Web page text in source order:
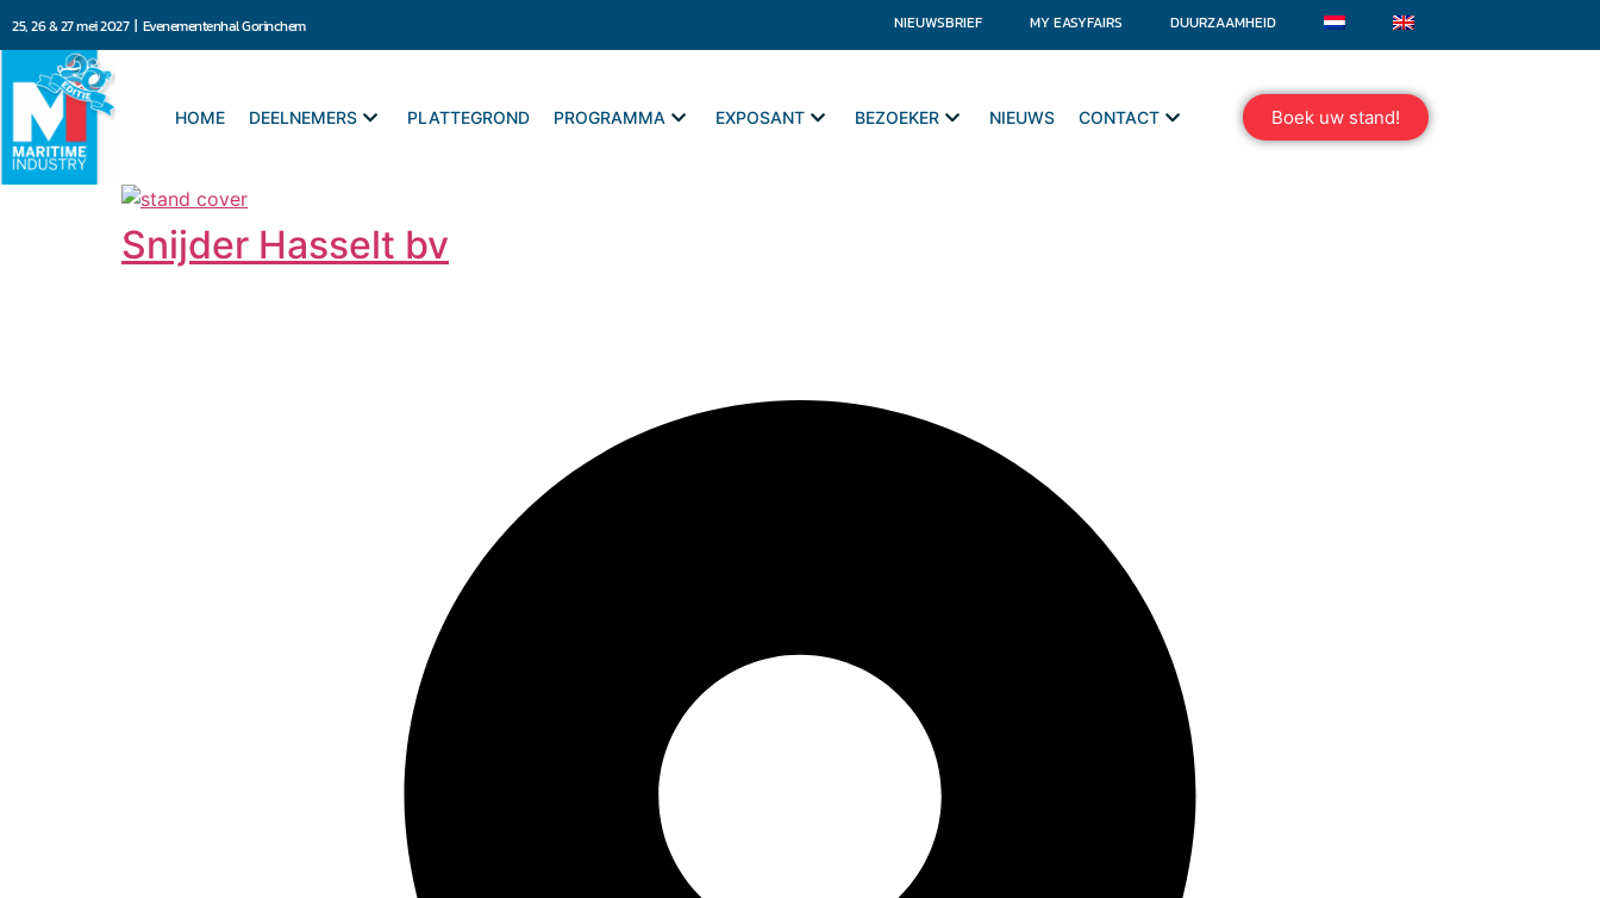
25, 26 & 27 mei 2027 | Evenementenhal Gorinchem NIEUWSBRIEF MY EASYFAIRS DUURZAAMHEID
HOME DEELNEMERS PLATTEGROND PROGRAMMA EXPOSANT BEZOEKER NIEUWS CONTACT Boek uw stand!
Snijder Hasselt bv